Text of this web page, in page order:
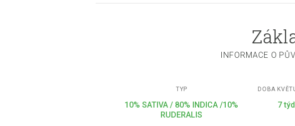
INFORMACE O
TYP
10% SATIVA / 80% INDICA /10%
RUDERALIS
DOBA
7